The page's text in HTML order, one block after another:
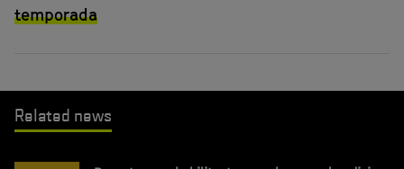
temporada
Related news